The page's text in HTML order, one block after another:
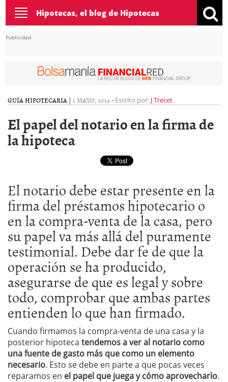
Toggle
navigation
Hipotecas, el blog de Hipotecas
Publicidad
GUÍA HIPOTECARIA | 1 MAYO, 2014- Escrito por: J Trecet
El papel del notario en la firma de
la hipoteca
El notario debe estar presente en la
firma del préstamos hipotecario o
en la compra-venta de la casa, pero
su papel va más allá del puramente
testimonial. Debe dar fe de que la
operación se ha producido,
asegurarse de que es legal y sobre
todo, comprobar que ambas partes
entienden lo que han firmado.
Cuando firmamos la compra-venta de una casa y la
posterior hipoteca tendemos a ver al notario como
una fuente de gasto más que como un elemento
necesario. Esto se debe en parte a que pocas veces
reparamos en el papel que juega y cómo aprovecharlo.